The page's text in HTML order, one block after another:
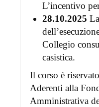
L’incentivo
28.10.2025
Collegio
casistica.
Il corso è
Aderenti alla
Amministrativa